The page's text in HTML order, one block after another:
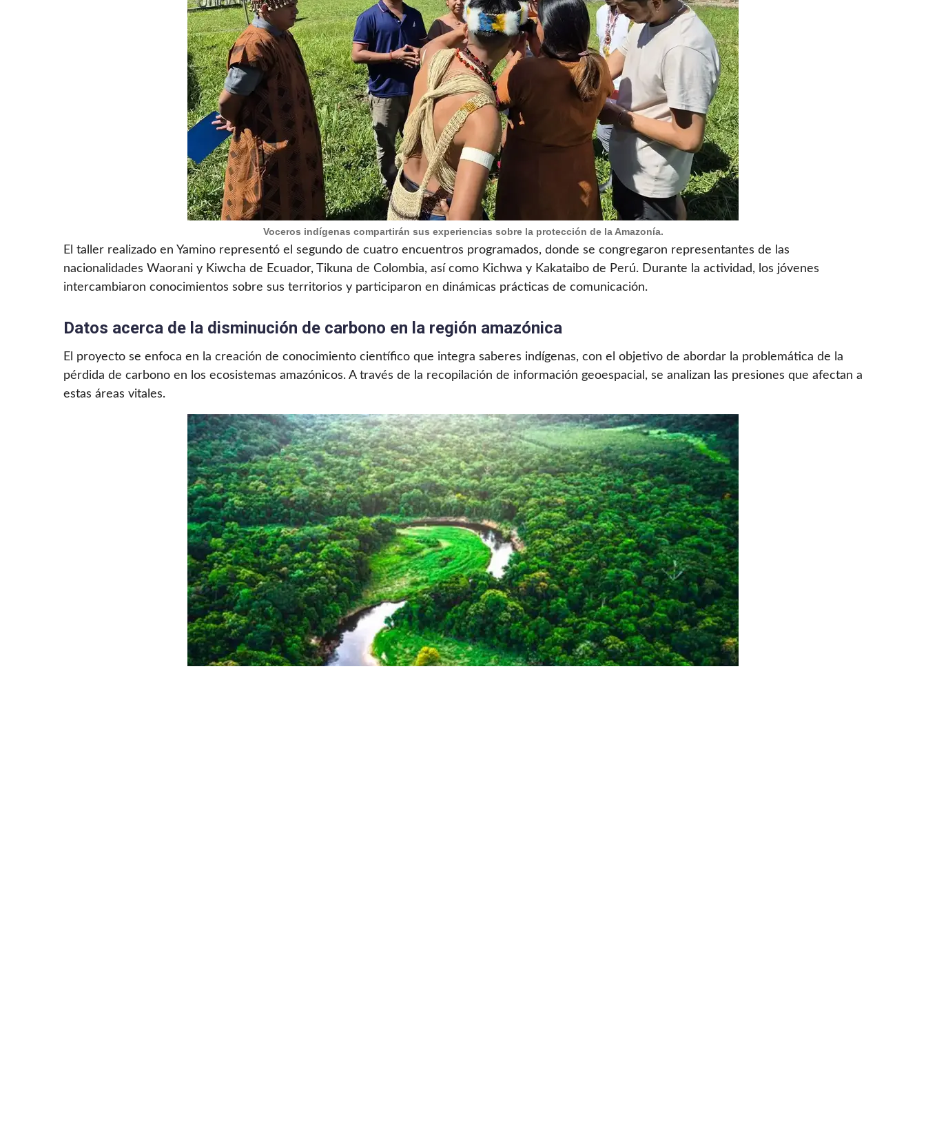
Voceros indígenas compartirán sus experiencias sobre la protección de la Amazonía.
El taller realizado en Yamino representó el segundo de cuatro encuentros programados, donde se congregaron representantes de las
nacionalidades Waorani y Kiwcha de Ecuador, Tikuna de Colombia, así como Kichwa y Kakataibo de Perú. Durante la actividad, los jóvenes
intercambiaron conocimientos sobre sus territorios y participaron en dinámicas prácticas de comunicación.
Datos acerca de la disminución de carbono en la región amazónica
El proyecto se enfoca en la creación de conocimiento científico que integra saberes indígenas, con el objetivo de abordar la problemática de la
pérdida de carbono en los ecosistemas amazónicos. A través de la recopilación de información geoespacial, se analizan las presiones que afectan a
estas áreas vitales.